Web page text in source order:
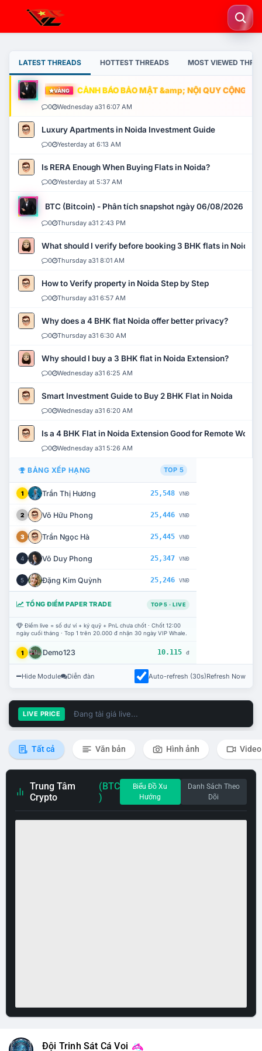
LATEST THREADS HOTTEST THREADS MOST VIEWED
VÀNG CẢNH BÁO BẢO MẬT &amp; NỘI QUY CỘNG
0 Wednesday a31 6:07 AM
Luxury Apartments in Noida Investment Guide
0 Yesterday at 6:13 AM
Is RERA Enough When Buying Flats in Noida?
0 Yesterday at 5:37 AM
BTC (Bitcoin) - Phân tích snapshot ngày 06/08/2026
0 Thursday a31 2:43 PM
What should I verify before booking 3 BHK flats in Noida?
0 Thursday a31 8:01 AM
How to Verify property in Noida Step by Step
0 Thursday a31 6:57 AM
Why does a 4 BHK flat Noida offer better privacy?
0 Thursday a31 6:30 AM
Why should I buy a 3 BHK flat in Noida Extension?
0 Wednesday a31 6:25 AM
Smart Investment Guide to Buy 2 BHK Flat in Noida
0 Wednesday a31 6:20 AM
Is a 4 BHK Flat in Noida Extension Good for Remote Work?
0 Wednesday a31 5:26 AM
BẢNG XẾP HẠNG TOP 5
1 Trần Thị Hương 25,548 VNĐ
2 Võ Hữu Phong 25,446 VNĐ
3 Trần Ngọc Hà 25,445 VNĐ
4 Võ Duy Phong 25,347 VNĐ
5 Đặng Kim Quỳnh 25,246 VNĐ
TỔNG ĐIỂM PAPER TRADE TOP 5 · LIVE
Điểm live = số dư ví + ký quỹ + PnL chưa chốt · Chốt 12:00
ngày cuối tháng · Top 1 trên 20.000 đ nhận 30 ngày VIP Whale.
1 Demo123 10.115 đ
Hide Module Diễn đàn Auto-refresh (30s)Refresh Now
LIVE PRICE Đang tải giá live...
Tất cả Văn bản Hình ảnh Video
Trung Tâm
Crypto
(BTC
)
Biểu Đồ Xu
Hướng
Danh Sách Theo
Dõi
Đội Trinh Sát Cá Voi